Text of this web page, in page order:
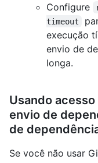
Configure
timeout
execução
envio de
longa.
Usando
envio de
de
Se você não usar